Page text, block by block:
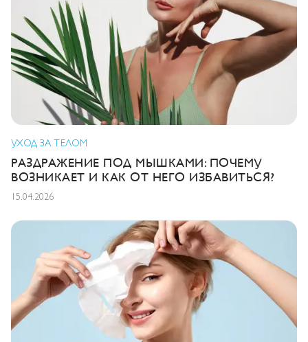
УХОД ЗА ТЕЛОМ
РАЗДРАЖЕНИЕ ПОД МЫШКАМИ: ПОЧЕМУ
ВОЗНИКАЕТ И КАК ОТ НЕГО ИЗБАВИТЬСЯ?
15.04.2026